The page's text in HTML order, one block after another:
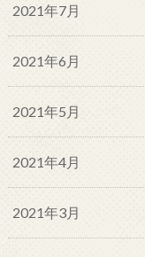
2021年7月
2021年6月
2021年5月
2021年4月
2021年3月